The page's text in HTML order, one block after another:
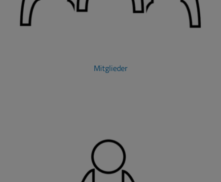
Mitglieder